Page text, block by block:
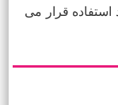
استفاده قرار می